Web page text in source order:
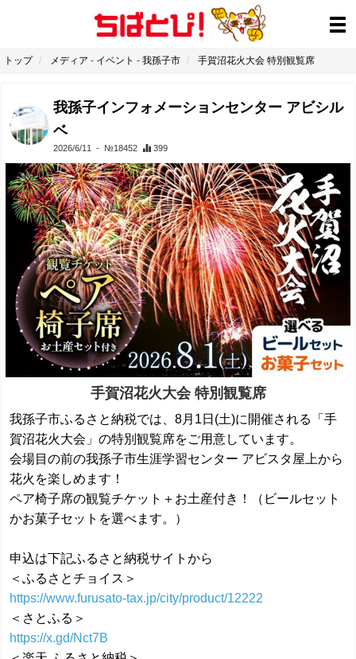
トップ メディア - イベント - 我孫子市 手賀沼花火大会 特別観覧席
我孫子インフォメーションセンター アビシル
ベ
2026/6/11 - №18452 399
手賀沼花火大会 特別観覧席
我孫子市ふるさと納税では、8月1日(土)に開催される「手
賀沼花火大会」の特別観覧席をご用意しています。
会場目の前の我孫子市生涯学習センター アビスタ屋上から
花火を楽しめます！
ペア椅子席の観覧チケット＋お土産付き！（ビールセット
かお菓子セットを選べます。）
申込は下記ふるさと納税サイトから
＜ふるさとチョイス＞
https://www.furusato-tax.jp/city/product/12222
＜さとふる＞
https://x.gd/Nct7B